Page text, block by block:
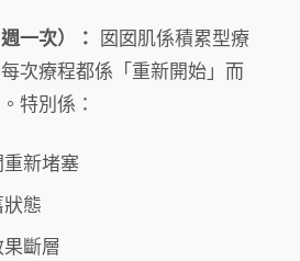
一次）：
囡囡肌係積累型療
次療程都係「重新開始」而
特別係：
新堵塞
態
斷層